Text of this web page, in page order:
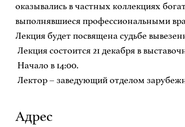
оказывались в частных коллекциях
выполнявшиеся профессиональными
Лекция будет посвящена судьбе
Лекция состоится 21 декабря в
Начало в 14:00.
Лектор – заведующий отделом
Адрес